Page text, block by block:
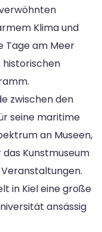
Klima und
Tage am Meer
historischen
zwischen den
seine maritime
an Museen,
Kunstmuseum
in Kiel eine große
ansässig